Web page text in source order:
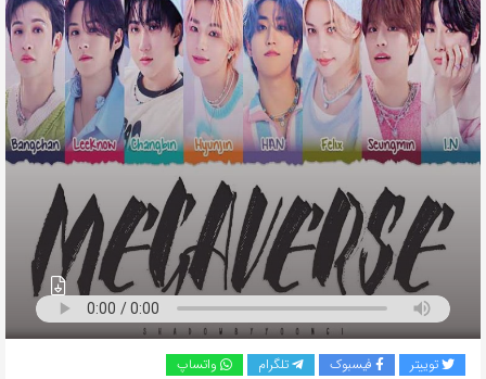
با
دوستان
خود
به
اشتراک
بگذارید.
کپی
توییتر فیسبوک تلگرام واتساپ